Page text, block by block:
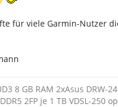
für viele Garmin-Nutzer
8 GB RAM 2xAsus DRW-
2FP je 1 TB VDSL-250